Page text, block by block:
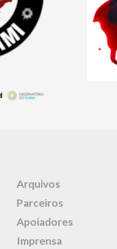
Arquivos
Parceiros
Apoiadores
Imprensa